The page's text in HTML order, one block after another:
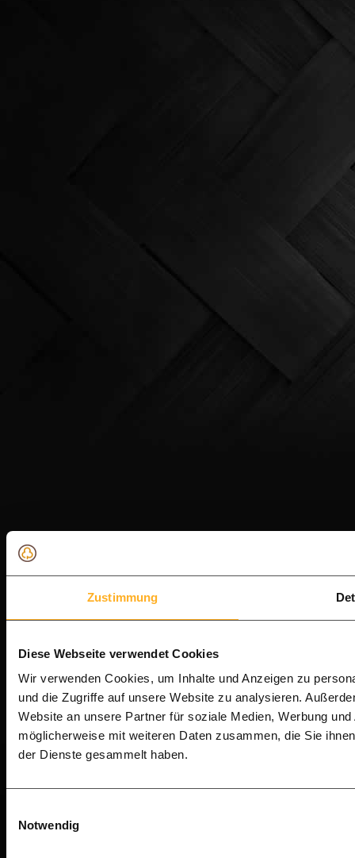
Zustimmung
Diese Webseite verwendet Cookies
Wir verwenden Cookies, um Inhalte und Anzeigen zu
und die Zugriffe auf unsere Website zu analysieren.
Website an unsere Partner für soziale Medien, Werbung
möglicherweise mit weiteren Daten zusammen, die Sie
der Dienste gesammelt haben.
Notwendig